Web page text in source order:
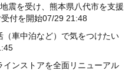
震を受け、熊本県八代市を支援
付を開始07/29 21:48
（車中泊など）で気をつけたい
ンストアを全面リニューアル